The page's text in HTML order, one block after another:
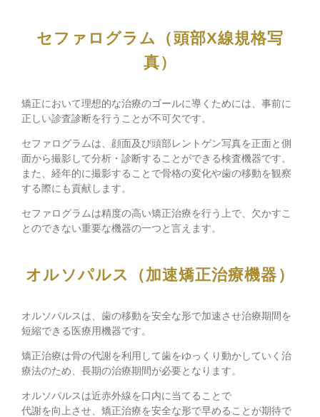
セファログラム（頭部X線規格写
真）
矯正において理想的な治療のゴールに導くためには、事前に
正しい診査診断を行うことが不可欠です。
セファログラムは、顔面及び頭部レントゲン写真を正面と側
面から撮影して分析・診断することができる検査機器です。
また、経年的に撮影することで骨格の変化や歯の移動を観察
する際にも貢献します。
セファログラムは精度の高い矯正治療を行う上で、欠かすこ
とのできない重要な機器の一つと言えます。
オルソパルス（加速矯正治療機器）
オルソパルスは、歯の移動を安全な形で加速させ治療期間を
短縮できる医療用機器です。
矯正治療は骨の代謝を利用して歯をゆっくり動かしていく治
療法のため、長期の治療期間が必要となります。
オルソパルスは近赤外線を口内に当てることで
代謝を向上させ、矯正治療を安全な形で早めることが期待で